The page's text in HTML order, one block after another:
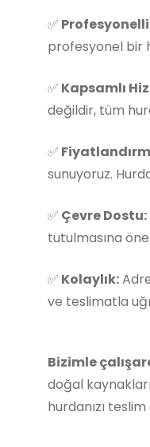
✅
profesyonel bir
✅ Kapsamlı
değildir, tüm
✅
sunuyoruz.
✅ Çevre Dostu:
tutulmasına
✅ Kolaylık:
ve teslimatla
Bizimle
doğal
hurdanızı